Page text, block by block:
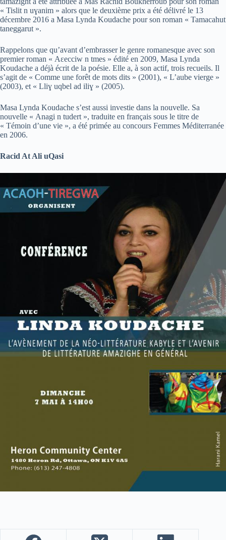
« Tislit n uɣanim » alors que le deuxième prix a été délivré le 13
décembre 2016 a Masa Lynda Koudache pour son roman « Tamacahut
taneggarut ».
Rappelons que qu’avant d’embrasser le genre romanesque avec son
premier roman « Aɛecciw n tmes » édité en 2009, Masa Lynda
Koudache a déjà écrit de la poésie. Elle a, à son actif, trois recueils. Il
s’agit de « Comme une forêt de mots dits » (2001), « L’aube vierge »
(2003), et « Lliɣ uqbel ad iliɣ » (2005).
Masa Lynda Koudache s’est aussi investie dans la nouvelle. Sa
nouvelle « Anagi n tudert », traduite en français sous le titre de
« Témoin d’une vie », a été primée au concours Femmes Méditerranée
en 2006.
Racid At Ali uQasi